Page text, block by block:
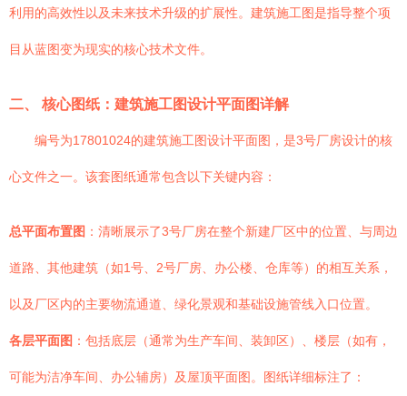
利用的高效性以及未来技术升级的扩展性。建筑施工图是指导整个项
目从蓝图变为现实的核心技术文件。
二、 核心图纸：建筑施工图设计平面图详解
编号为17801024的建筑施工图设计平面图，是3号厂房设计的核
心文件之一。该套图纸通常包含以下关键内容：
总平面布置图 ：清晰展示了3号厂房在整个新建厂区中的位置、与周边
道路、其他建筑（如1号、2号厂房、办公楼、仓库等）的相互关系，
以及厂区内的主要物流通道、绿化景观和基础设施管线入口位置。
各层平面图 ：包括底层（通常为生产车间、装卸区）、楼层（如有，
可能为洁净车间、办公辅房）及屋顶平面图。图纸详细标注了：